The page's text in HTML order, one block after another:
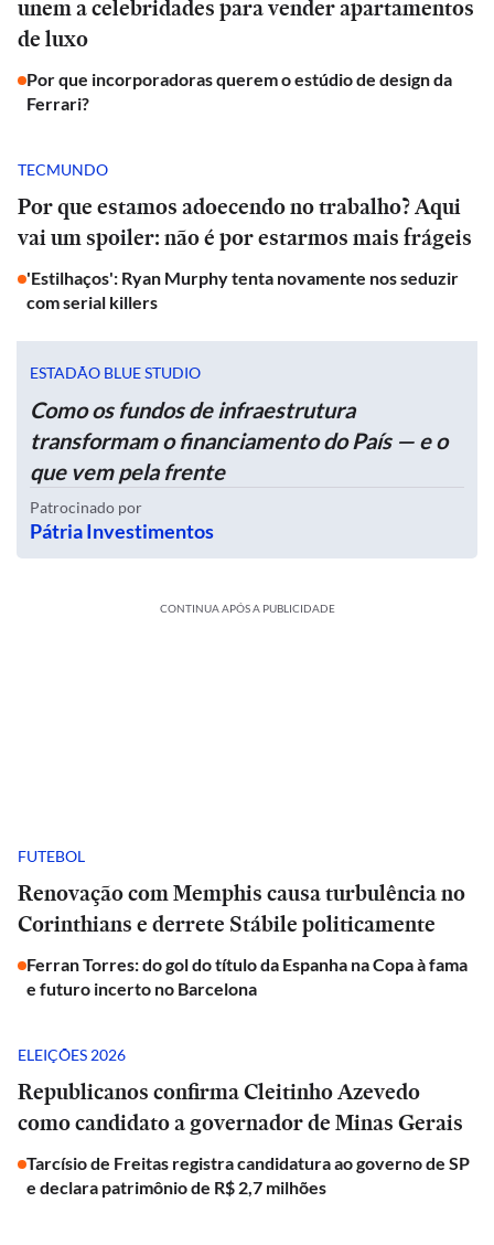
unem a celebridades para vender apartamentos
de luxo
Por que incorporadoras querem o estúdio de design da
Ferrari?
TECMUNDO
Por que estamos adoecendo no trabalho? Aqui
vai um spoiler: não é por estarmos mais frágeis
'Estilhaços': Ryan Murphy tenta novamente nos seduzir
com serial killers
ESTADÃO BLUE STUDIO
Como os fundos de infraestrutura
transformam o financiamento do País — e o
que vem pela frente
Patrocinado por
Pátria Investimentos
CONTINUA APÓS A PUBLICIDADE
FUTEBOL
Renovação com Memphis causa turbulência no
Corinthians e derrete Stábile politicamente
Ferran Torres: do gol do título da Espanha na Copa à fama
e futuro incerto no Barcelona
ELEIÇÕES 2026
Republicanos confirma Cleitinho Azevedo
como candidato a governador de Minas Gerais
Tarcísio de Freitas registra candidatura ao governo de SP
e declara patrimônio de R$ 2,7 milhões